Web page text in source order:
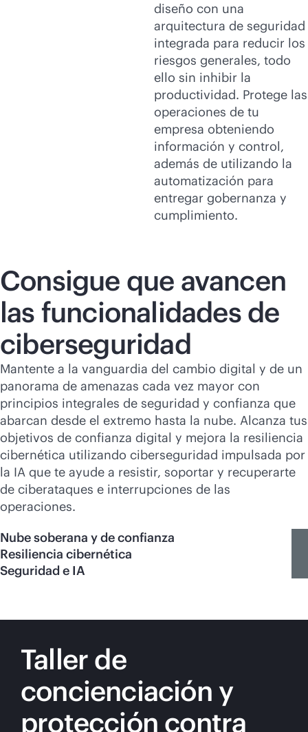
diseño con una
arquitectura de seguridad
integrada para reducir los
riesgos generales, todo
ello sin inhibir la
productividad. Protege las
operaciones de tu
empresa obteniendo
información y control,
además de utilizando la
automatización para
entregar gobernanza y
cumplimiento.
Consigue que avancen
las funcionalidades de
ciberseguridad
Mantente a la vanguardia del cambio digital y de un
panorama de amenazas cada vez mayor con
principios integrales de seguridad y confianza que
abarcan desde el extremo hasta la nube. Alcanza tus
objetivos de confianza digital y mejora la resiliencia
cibernética utilizando ciberseguridad impulsada por
la IA que te ayude a resistir, soportar y recuperarte
de ciberataques e interrupciones de las
operaciones.
Nube soberana y de confianza
Resiliencia cibernética
Seguridad e IA
Taller de
concienciación y
protección contra